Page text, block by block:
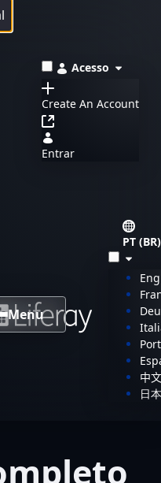
Acesso
Create An Account
Entrar
Menu
PT (BR)
中文
日